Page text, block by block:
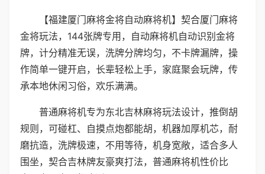
【福建厦门麻将金将自动麻将机】契合厦门麻将
金将玩法，144张牌专用，自动麻将机自动识别金将
牌，计分精准无误，洗牌分牌均匀，不卡牌漏牌，操
作简单一键开启，长辈轻松上手，家庭聚会玩牌，传
承本地休闲习俗，欢乐满满。
普通麻将机专为东北吉林麻将玩法设计，推倒胡
规则，可碰杠、自摸点炮都能胡，机器加厚机芯，耐
磨抗造，洗牌极速，不用等待，机身宽敞，适合多人
围坐，契合吉林牌友豪爽打法，普通麻将机性价比